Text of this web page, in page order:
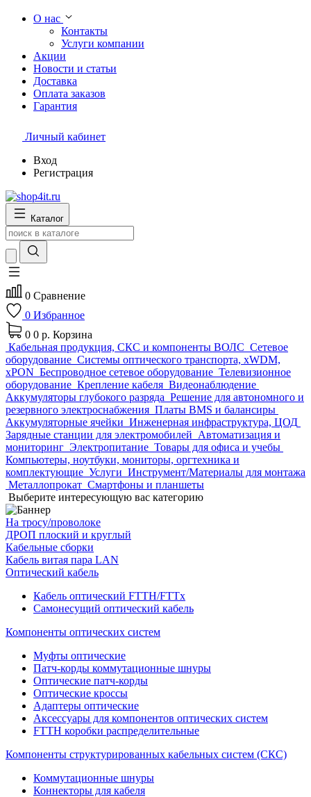
О нас
Контакты
Услуги компании
Акции
Новости и статьи
Доставка
Оплата заказов
Гарантия
Личный кабинет
Вход
Регистрация
Каталог
0 Сравнение
0 Избранное
0 0 р. Корзина
Кабельная продукция, СКС и компоненты ВОЛС Сетевое
оборудование Системы оптического транспорта, xWDM,
xPON Беспроводное сетевое оборудование Телевизионное
оборудование Крепление кабеля Видеонаблюдение
Аккумуляторы глубокого разряда Решение для автономного и
резервного электроснабжения Платы BMS и балансиры
Аккумуляторные ячейки Инженерная инфраструктура, ЦОД
Зарядные станции для электромобилей Автоматизация и
мониторинг Электропитание Товары для офиса и учебы
Компьютеры, ноутбуки, мониторы, оргтехника и
комплектующие Услуги Инструмент/Материалы для монтажа
Металлопрокат Смартфоны и планшеты
Выберите интересующую вас категорию
На тросу/проволоке
ДРОП плоский и круглый
Кабельные сборки
Кабель витая пара LAN
Оптический кабель
Кабель оптический FTTH/FTTx
Самонесущий оптический кабель
Компоненты оптических систем
Муфты оптические
Патч-корды коммутационные шнуры
Оптические патч-корды
Оптические кроссы
Адаптеры оптические
Аксессуары для компонентов оптических систем
FTTH коробки распределительные
Компоненты структурированных кабельных систем (СКС)
Коммутационные шнуры
Коннекторы для кабеля